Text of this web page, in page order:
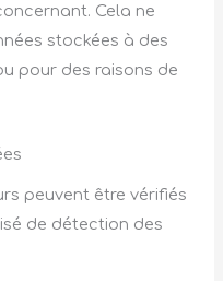
Cela ne
stockées à des
pour des raisons de
peuvent être vérifiés
de détection des